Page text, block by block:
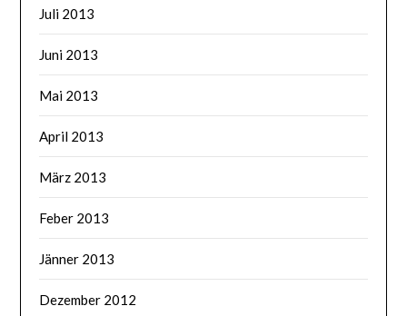
Juli 2013
Juni 2013
Mai 2013
April 2013
März 2013
Feber 2013
Jänner 2013
Dezember 2012